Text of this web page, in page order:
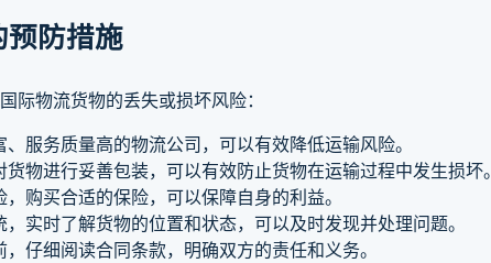
预防措施
际物流货物的丢失或损坏风险：
服务质量高的物流公司，可以有效降低运输风险。
物进行妥善包装，可以有效防止货物在运输过程中发生损坏。
购买合适的保险，可以保障自身的利益。
实时了解货物的位置和状态，可以及时发现并处理问题。
仔细阅读合同条款，明确双方的责任和义务。